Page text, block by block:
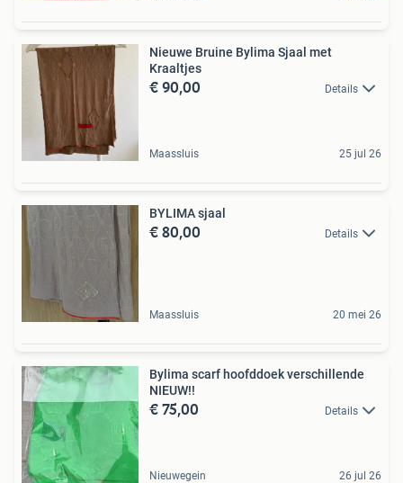
Nieuwe Bruine Bylima Sjaal met
Kraaltjes
€ 90,00 Details
Maassluis 25 jul 26
BYLIMA sjaal
€ 80,00 Details
Maassluis 20 mei 26
Bylima scarf hoofddoek verschillende
NIEUW!!
€ 75,00 Details
Nieuwegein 26 jul 26